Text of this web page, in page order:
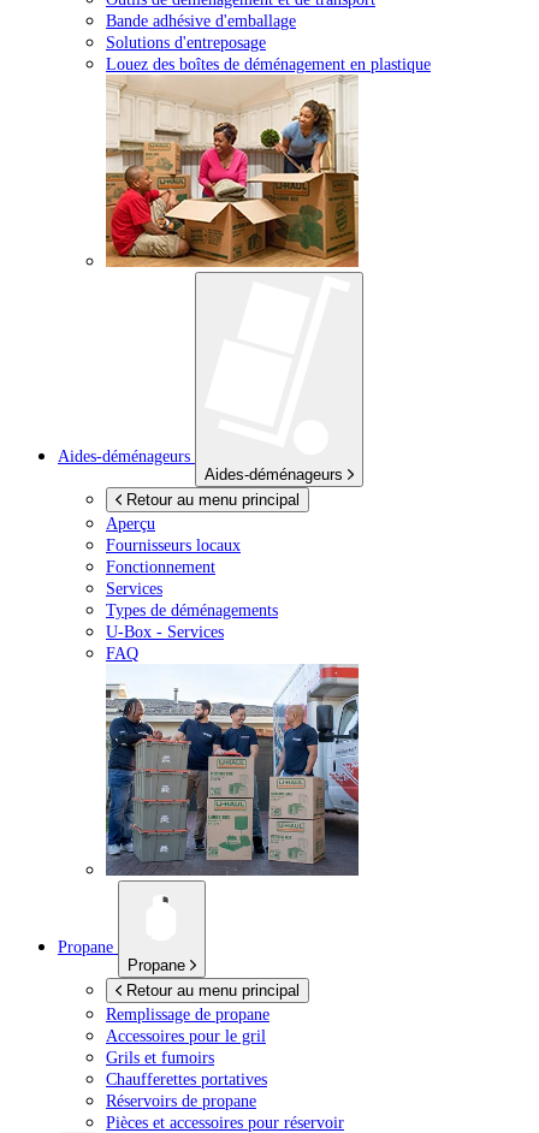
Bande adhésive d'emballage
Solutions d'entreposage
Louez des boîtes de déménagement en plastique
Aides-déménageurs
Aides-déménageurs
Retour au menu principal
Aperçu
Fournisseurs locaux
Fonctionnement
Services
Types de déménagements
U-Box - Services
FAQ
Propane
Propane
Retour au menu principal
Remplissage de propane
Accessoires pour le gril
Grils et fumoirs
Chaufferettes portatives
Réservoirs de propane
Pièces et accessoires pour réservoir